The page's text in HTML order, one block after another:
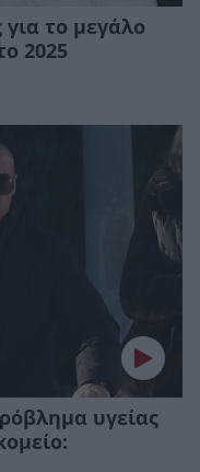
το μεγάλο
2025
υγείας